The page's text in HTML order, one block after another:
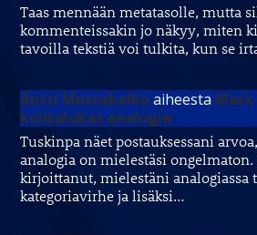
Taas mennään metatasolle, mutta
kommenteissakin jo näkyy, miten
tavoilla tekstiä voi tulkita, kun se
Antti Mustakallioaiheesta Mark
kohtalokas analogia
Tuskinpa näet postauksessani
analogia on mielestäsi
kirjoittanut, mielestäni analogiassa
kategoriavirhe ja lisäksi…